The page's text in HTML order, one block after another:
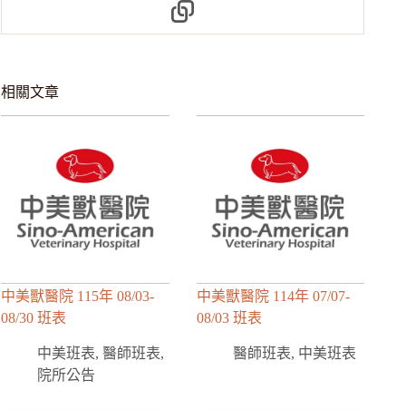
相關文章
中美獸醫院 115年 08/03-
08/30 班表
中美班表, 醫師班表,
院所公告
中美獸醫院 114年 07/07-
08/03 班表
醫師班表, 中美班表